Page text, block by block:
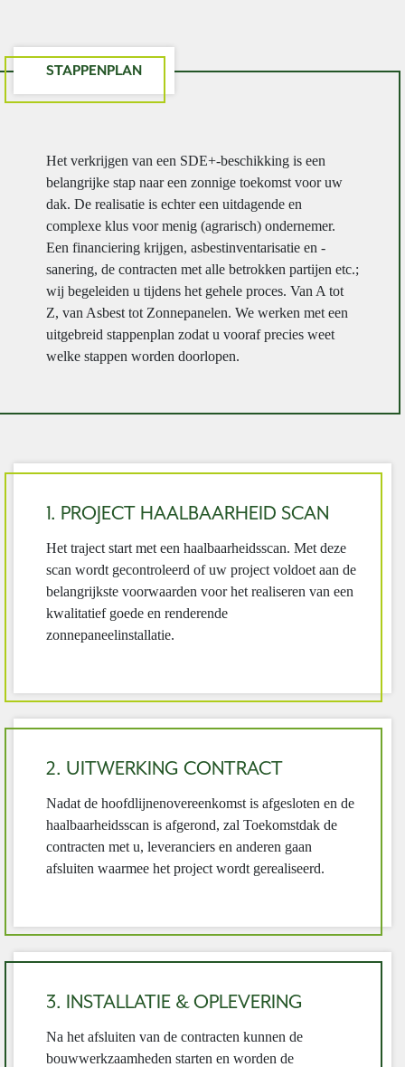
STAPPENPLAN
Het verkrijgen van een SDE+-beschikking is een
belangrijke stap naar een zonnige toekomst voor uw
dak. De realisatie is echter een uitdagende en
complexe klus voor menig (agrarisch) ondernemer.
Een financiering krijgen, asbestinventarisatie en -
sanering, de contracten met alle betrokken partijen etc.;
wij begeleiden u tijdens het gehele proces. Van A tot
Z, van Asbest tot Zonnepanelen. We werken met een
uitgebreid stappenplan zodat u vooraf precies weet
welke stappen worden doorlopen.
1. PROJECT HAALBAARHEID SCAN
Het traject start met een haalbaarheidsscan. Met deze
scan wordt gecontroleerd of uw project voldoet aan de
belangrijkste voorwaarden voor het realiseren van een
kwalitatief goede en renderende
zonnepaneelinstallatie.
2. UITWERKING CONTRACT
Nadat de hoofdlijnenovereenkomst is afgesloten en de
haalbaarheidsscan is afgerond, zal Toekomstdak de
contracten met u, leveranciers en anderen gaan
afsluiten waarmee het project wordt gerealiseerd.
3. INSTALLATIE & OPLEVERING
Na het afsluiten van de contracten kunnen de
bouwwerkzaamheden starten en worden de